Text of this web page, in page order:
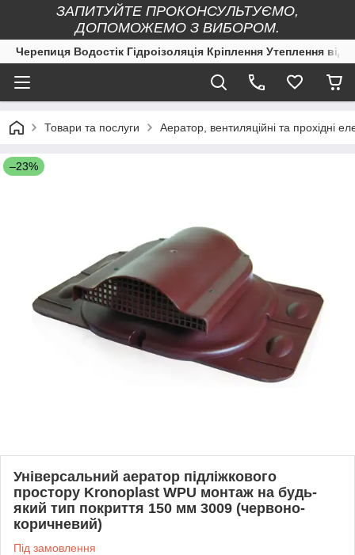
ЗАПИТУЙТЕ ПРОКОНСУЛЬТУЄМО,
ДОПОМОЖЕМО З ВИБОРОМ.
Черепиця Водостік Гідроізоляція Кріплення Утеплення
Товари та послуги Аератор, вентиляційні та прохідні
–23%
Універсальний аератор підліжкового
простору Kronoplast WPU монтаж на будь-
який тип покриття 150 мм 3009 (червоно-
коричневий)
Під замовлення